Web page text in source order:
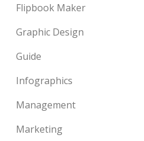
Flipbook Maker
Graphic Design
Guide
Infographics
Management
Marketing